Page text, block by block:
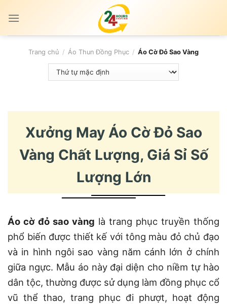
Trang chủ / Áo Thun Đồng Phục / Áo Cờ Đỏ Sao Vàng
Xưởng May Áo Cờ Đỏ Sao
Vàng Chất Lượng, Giá Sỉ Số
Lượng Lớn
Áo cờ đỏ sao vàng là trang phục truyền thống
phổ biến được thiết kế với tông màu đỏ chủ đạo
và in hình ngôi sao vàng năm cánh lớn ở chính
giữa ngực. Mẫu áo này đại diện cho niềm tự hào
dân tộc, thường được sử dụng làm đồng phục cổ
vũ thể thao, trang phục đi phượt, hoạt động